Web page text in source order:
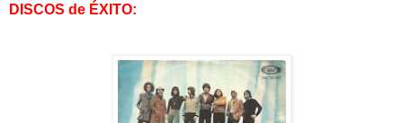
DISCOS de ÉXITO: